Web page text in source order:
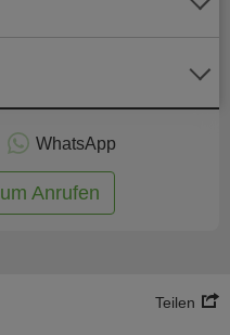
WhatsApp
Anrufen
Teilen